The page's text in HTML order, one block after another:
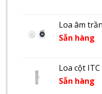
Loa âm
Sẵn hàng
Loa cột
Sẵn hàng